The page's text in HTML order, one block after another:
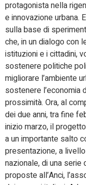
protagonista nella
e innovazione urbana.
sulla base di
che, in un dialogo con
istituzioni e i cittadini,
sostenere politiche
migliorare l’ambiente
sostenere l’economia
prossimità. Ora, al
dei due anni, tra fine
inizio marzo, il
a un importante salto
presentazione, a livello
nazionale, di una serie
proposte all’Anci,